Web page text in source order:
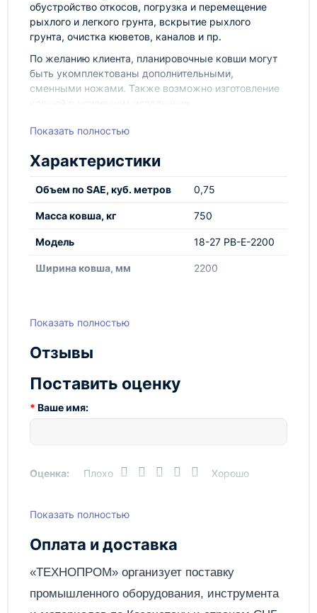
обустройство откосов, погрузка и перемещение
рыхлого и легкого грунта, вскрытие рыхлого
грунта, очистка кюветов, каналов и пр.
По желанию клиента, планировочные ковши могут
быть укомплектованы дополнительными,
сменными ножами. Также возможно изготовление
ковшей в усиленном исполнении.
Показать полностью
Характеристики
Объем по SAE, куб. метров 0,75
Масса ковша, кг 750
Модель 18-27 PB-E-2200
Ширина ковша, мм 2200
Показать полностью
Отзывы
Поставить оценку
Ваше имя:
Оценка: Плохо Хорошо
Написать отзыв
Показать полностью
Оплата и доставка
«ТЕХНОПРОМ» организует поставку
промышленного оборудования, инструмента